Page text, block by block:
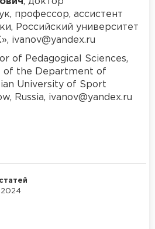
профессор, ассистент
Российский университет
ivanov@yandex.ru
of Pedagogical Sciences,
of the Department of
University of Sport
Russia, ivanov@yandex.ru